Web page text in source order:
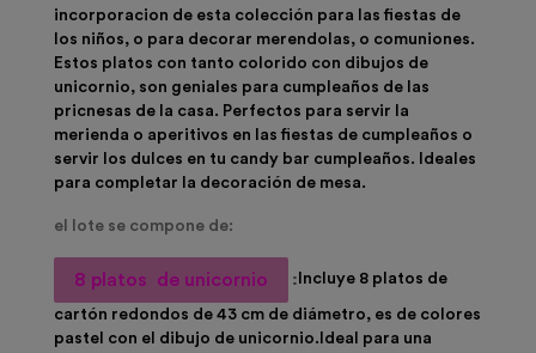
incorporacion de esta colección para las fiestas de
los niños, o para decorar merendolas, o comuniones.
Estos platos con tanto colorido con dibujos de
unicornio, son geniales para cumpleaños de las
pricnesas de la casa. Perfectos para servir la
merienda o aperitivos en las fiestas de cumpleaños o
servir los dulces en tu candy bar cumpleaños. Ideales
para completar la decoración de mesa.
el lote se compone de:
8 platos de unicornio : Incluye 8 platos de
cartón redondos de 43 cm de diámetro, es de colores
pastel con el dibujo de unicornio.Ideal para una